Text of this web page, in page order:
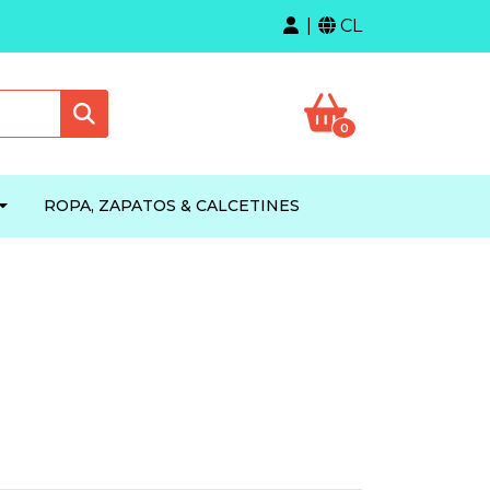
CL
0
ROPA, ZAPATOS & CALCETINES